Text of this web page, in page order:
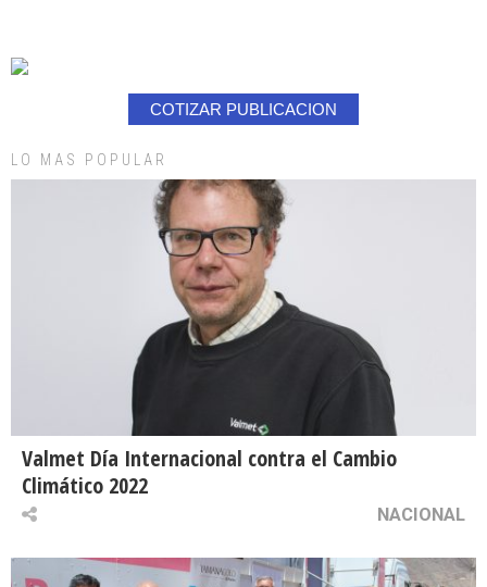
COTIZAR PUBLICACION
LO MAS POPULAR
Valmet Día Internacional contra el Cambio
Climático 2022
NACIONAL